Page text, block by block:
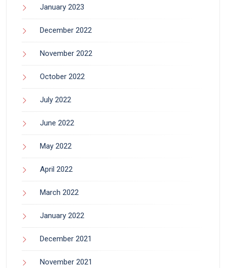
January 2023
December 2022
November 2022
October 2022
July 2022
June 2022
May 2022
April 2022
March 2022
January 2022
December 2021
November 2021